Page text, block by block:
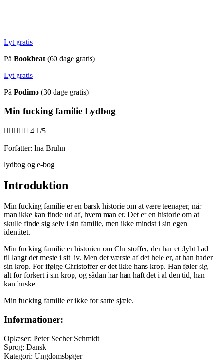
Lyt gratis
På Bookbeat (60 dage gratis)
Lyt gratis
På Podimo (30 dage gratis)
Min fucking familie Lydbog
     4.1/5
Forfatter: Ina Bruhn
lydbog og e-bog
Introduktion
Min fucking familie er en barsk historie om at være teenager, når
man ikke kan finde ud af, hvem man er. Det er en historie om at
skulle finde sig selv i sin familie, men ikke mindst i sin egen
identitet.
Min fucking familie er historien om Christoffer, der har et dybt had
til langt det meste i sit liv. Men det værste af det hele er, at han hader
sin krop. For ifølge Christoffer er det ikke hans krop. Han føler sig
alt for forkert i sin krop, og sådan har han haft det i al den tid, han
kan huske.
Min fucking familie er ikke for sarte sjæle.
Informationer:
Oplæser: Peter Secher Schmidt
Sprog: Dansk
Kategori: Ungdomsbøger